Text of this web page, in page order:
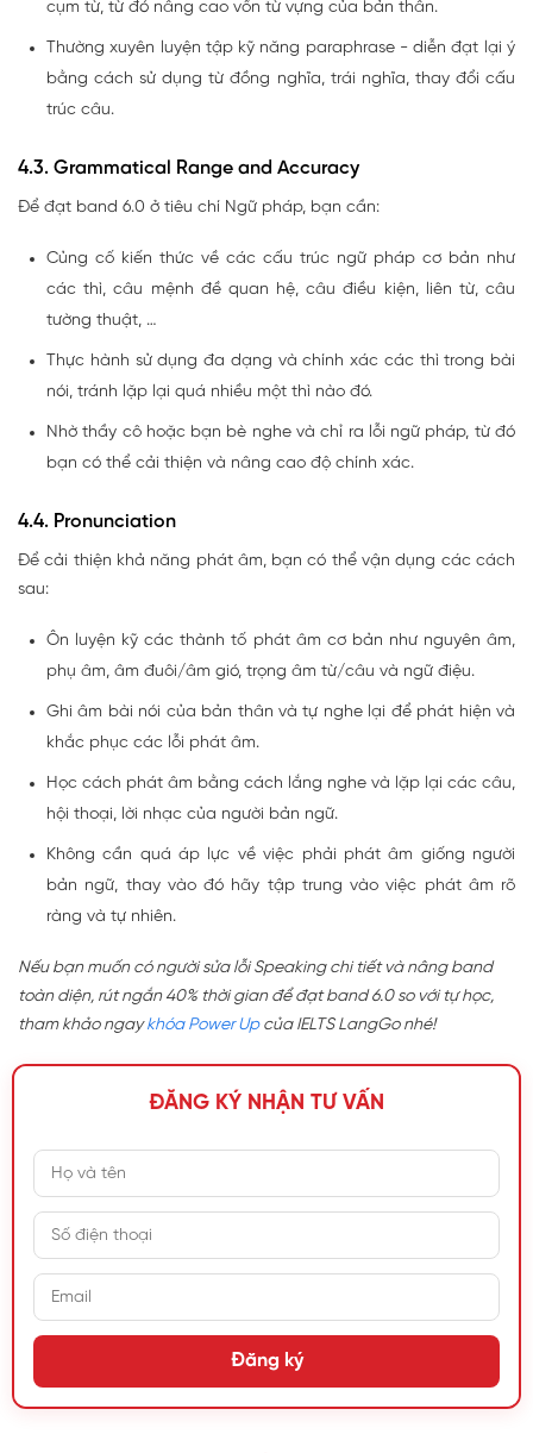
cụm từ, từ đó nâng cao vốn từ vựng của bản thân.
Thường xuyên luyện tập kỹ năng paraphrase - diễn đạt lại ý
bằng cách sử dụng từ đồng nghĩa, trái nghĩa, thay đổi cấu
trúc câu.
4.3. Grammatical Range and Accuracy
Để đạt band 6.0 ở tiêu chí Ngữ pháp, bạn cần:
Củng cố kiến thức về các cấu trúc ngữ pháp cơ bản như
các thì, câu mệnh đề quan hệ, câu điều kiện, liên từ, câu
tường thuật, …
Thực hành sử dụng đa dạng và chính xác các thì trong bài
nói, tránh lặp lại quá nhiều một thì nào đó.
Nhờ thầy cô hoặc bạn bè nghe và chỉ ra lỗi ngữ pháp, từ đó
bạn có thể cải thiện và nâng cao độ chính xác.
4.4. Pronunciation
Để cải thiện khả năng phát âm, bạn có thể vận dụng các cách
sau:
Ôn luyện kỹ các thành tố phát âm cơ bản như nguyên âm,
phụ âm, âm đuôi/âm gió, trọng âm từ/câu và ngữ điệu.
Ghi âm bài nói của bản thân và tự nghe lại để phát hiện và
khắc phục các lỗi phát âm.
Học cách phát âm bằng cách lắng nghe và lặp lại các câu,
hội thoại, lời nhạc của người bản ngữ.
Không cần quá áp lực về việc phải phát âm giống người
bản ngữ, thay vào đó hãy tập trung vào việc phát âm rõ
ràng và tự nhiên.
Nếu bạn muốn có người sửa lỗi Speaking chi tiết và nâng band
toàn diện, rút ngắn 40% thời gian để đạt band 6.0 so với tự học,
tham khảo ngaykhóa Power Upcủa IELTS LangGo nhé!
ĐĂNG KÝ NHẬN TƯ VẤN
Đăng ký